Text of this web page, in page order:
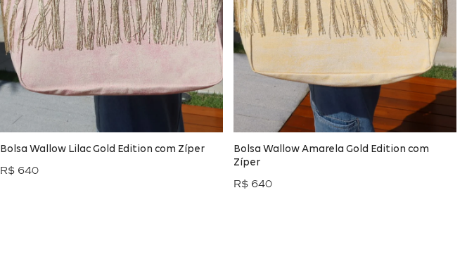
Bolsa Wallow Lilac Gold Edition com Zíper
R$ 640
Bolsa Wallow Amarela Gold Edition com
Zíper
R$ 640